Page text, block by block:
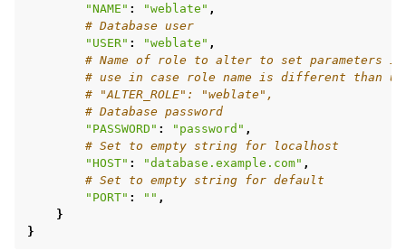
"NAME" : "weblate" ,
# Database user
"USER" : "weblate" ,
# Name of role to alter to set parameters in
# use in case role name is different than
# "ALTER_ROLE": "weblate",
# Database password
"PASSWORD" : "password" ,
# Set to empty string for localhost
"HOST" : "database.example.com" ,
# Set to empty string for default
"PORT" : "" ,
}
}